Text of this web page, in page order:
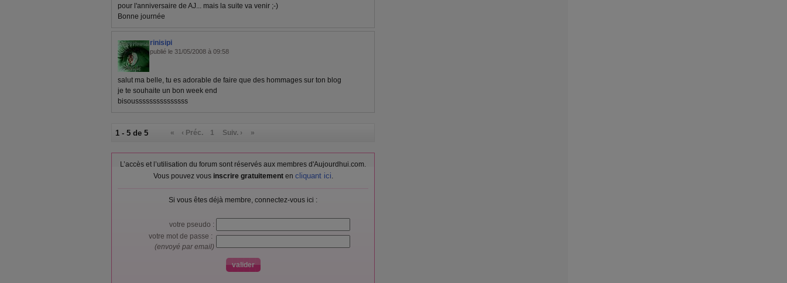
pour l'anniversaire de AJ... mais la suite va venir ;-)
Bonne journée
rinisipi
publié le 31/05/2008 à 09:58
salut ma belle, tu es adorable de faire que des hommages sur ton blog
je te souhaite un bon week end
bisousssssssssssssss
1 - 5 de 5 « ‹ Préc. 1 Suiv. › »
L’accès et l’utilisation du forum sont réservés aux membres d'Aujourdhui.com.
Vous pouvez vous inscrire gratuitementen cliquant ici.
Si vous êtes déjà membre, connectez-vous ici :
votre pseudo :
votre mot de passe :
(envoyé par email)